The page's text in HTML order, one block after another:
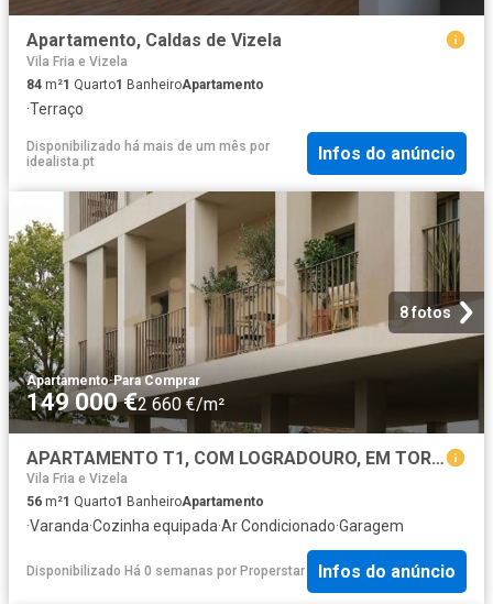
Apartamento, Caldas de Vizela
Vila Fria e Vizela
84 m²1 Quarto1 BanheiroApartamento
·Terraço
Disponibilizado há mais de um mês por
idealista.pt
Infos do anúncio
8 fotos
Apartamento·Para Comprar
149 000 €2 660 €/m²
APARTAMENTO T1, COM LOGRADOURO, EM TORRADOS, FELGUEIRAS
Vila Fria e Vizela
56 m²1 Quarto1 BanheiroApartamento
·Varanda·Cozinha equipada·Ar Condicionado·Garagem
Disponibilizado Há 0 semanas por Properstar Infos do anúncio